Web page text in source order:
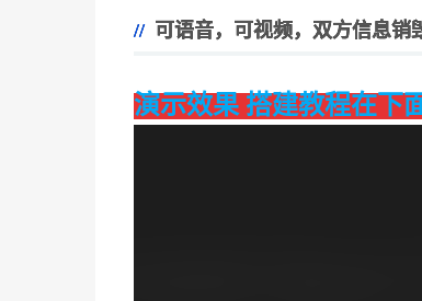
可语音，可视频，双方信息销
演示效果 搭建教程在下